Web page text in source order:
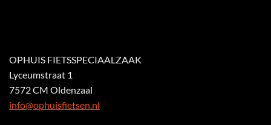
OPHUIS FIETSSPECIAALZAAK
Lyceumstraat 1
7572 CM Oldenzaal
info@ophuisfietsen.nl